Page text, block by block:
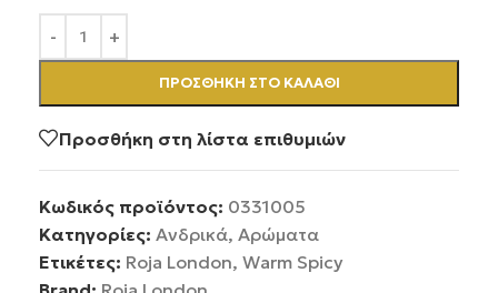
ΠΡΟΣΘΉΚΗ ΣΤΟ ΚΑΛΆΘΙ
Προσθήκη στη λίστα επιθυμιών
Κωδικός προϊόντος: 0331005
Κατηγορίες: Ανδρικά, Αρώματα
Ετικέτες: Roja London, Warm Spicy